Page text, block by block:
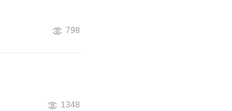
798
1348